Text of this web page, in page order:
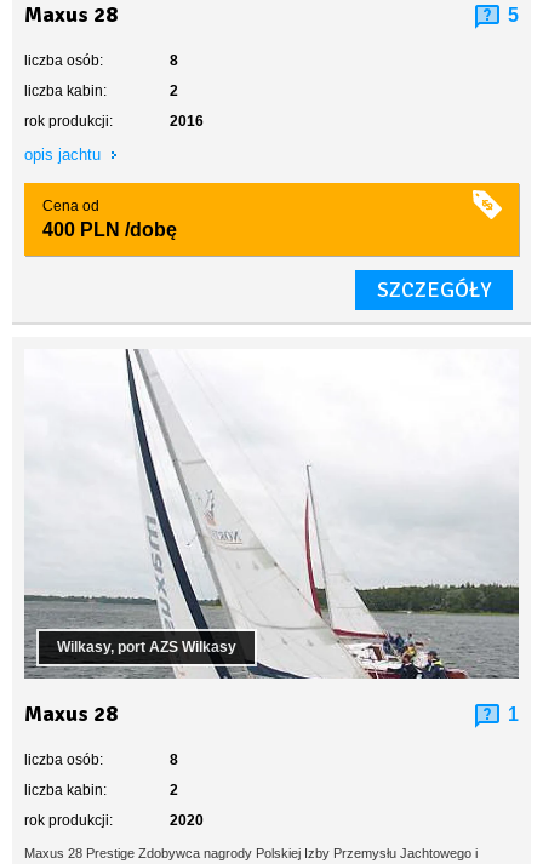
Maxus 28 5
liczba osób:
8
liczba kabin:
2
rok produkcji:
2016
opis jachtu
Cena od
400 PLN /dobę
SZCZEGÓŁY
Wilkasy, port AZS Wilkasy
Maxus 28 1
liczba osób:
8
liczba kabin:
2
rok produkcji:
2020
Maxus 28 Prestige Zdobywca nagrody Polskiej Izby Przemysłu Jachtowego i